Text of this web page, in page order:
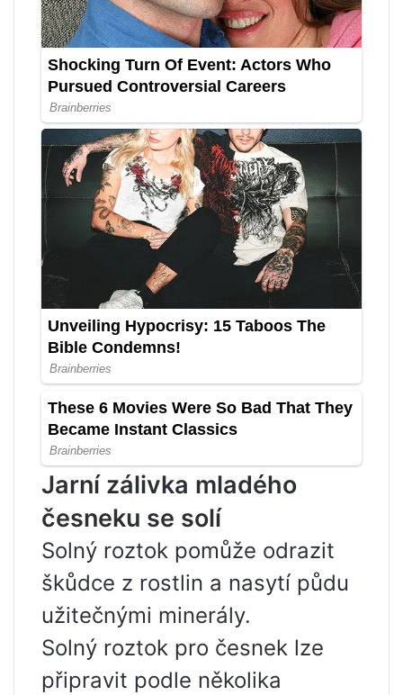
Jarní zálivka mladého
česneku se solí
Solný roztok pomůže odrazit
škůdce z rostlin a nasytí půdu
užitečnými minerály.
Solný roztok pro česnek lze
připravit podle několika